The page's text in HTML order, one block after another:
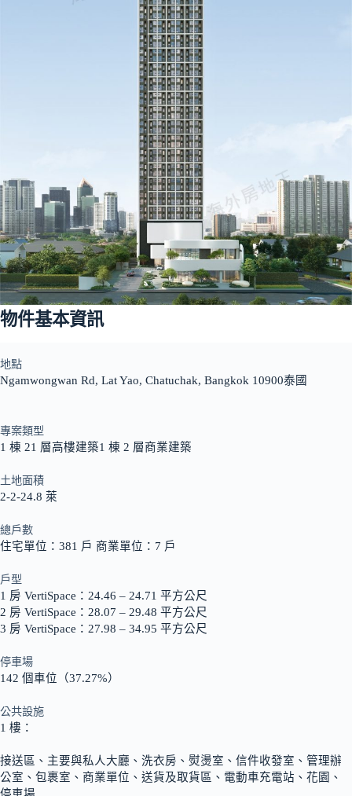
物件基本資訊
地點
Ngamwongwan Rd, Lat Yao, Chatuchak, Bangkok 10900泰國
專案類型
1 棟 21 層高樓建築1 棟 2 層商業建築
土地面積
2-2-24.8 萊
總戶數
住宅單位：381 戶 商業單位：7 戶
戶型
1 房 VertiSpace：24.46 – 24.71 平方公尺
2 房 VertiSpace：28.07 – 29.48 平方公尺
3 房 VertiSpace：27.98 – 34.95 平方公尺
停車場
142 個車位（37.27%）
公共設施
1 樓：
接送區、主要與私人大廳、洗衣房、熨燙室、信件收發室、管理辦
公室、包裹室、商業單位、送貨及取貨區、電動車充電站、花園、